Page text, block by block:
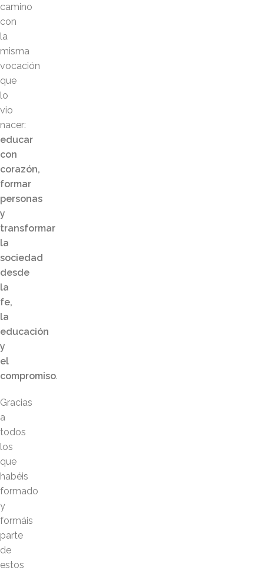
camino
con
la
misma
vocación
que
lo
vio
nacer:
educar
con
corazón,
formar
personas
y
transformar
la
sociedad
desde
la
fe,
la
educación
y
el
compromiso.
Gracias
a
todos
los
que
habéis
formado
y
formáis
parte
de
estos